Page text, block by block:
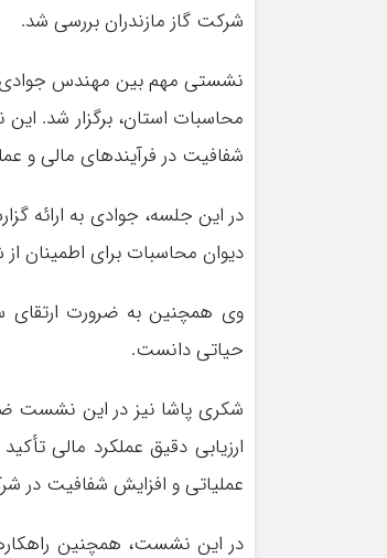
شرکت گاز مازندران بررسی شد.
نشستی مهم بین مهندس جوادی،
محاسبات استان، برگزار شد.
شفافیت در فرآیندهای مالی و
در این جلسه، جوادی به ارائه
دیوان محاسبات برای اطمینان
وی همچنین به ضرورت ارتقای
حیاتی دانست.
شکری پاشا نیز در این نشست
ارزیابی دقیق عملکرد مالی
عملیاتی و افزایش شفافیت در
در این نشست، همچنین